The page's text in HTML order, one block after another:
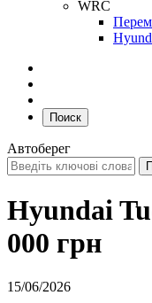
WRC
Поиск
Автоберег
Hyundai
000 грн
15/06/2026